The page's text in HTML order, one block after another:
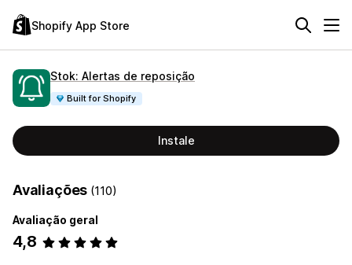
Shopify App Store
Stok: Alertas de reposição
Built for Shopify
Instale
Avaliações (110)
Avaliação geral
4,8